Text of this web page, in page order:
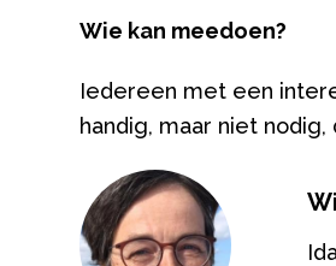
Wie kan meedoen?
Iedereen met een
handig, maar niet